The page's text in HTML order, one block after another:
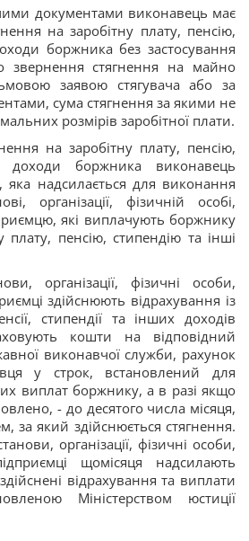
документами виконавець має
на заробітну плату, пенсію,
боржника без застосування
звернення стягнення на майно
заявою стягувача або за
сума стягнення за якими не
розмірів заробітної плати.
на заробітну плату, пенсію,
доходи боржника виконавець
яка надсилається для виконання
організації, фізичній особі,
які виплачують боржнику
плату, пенсію, стипендію та інші
організації, фізичні особи,
здійснюють відрахування із
стипендії та інших доходів
кошти на відповідний
виконавчої служби, рахунок
у строк, встановлений для
виплат боржнику, а в разі якщо
- до десятого числа місяця,
за який здійснюється стягнення.
організації, фізичні особи,
щомісяця надсилають
відрахування та виплати
Міністерством юстиції